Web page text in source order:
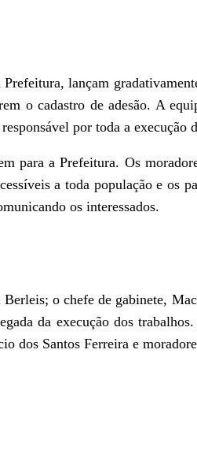
lançam
o cadastro de adesão. A
por toda a execução
a Prefeitura. Os
a toda população e os
os interessados.
o chefe de gabinete,
da execução dos
dos Santos Ferreira e